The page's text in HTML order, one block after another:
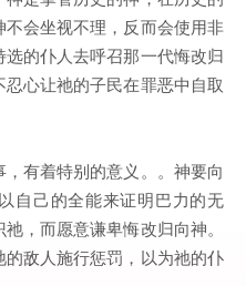
会坐视不理，反而会使用非
的仆人去呼召那一代悔改归
心让祂的子民在罪恶中自取
有着特别的意义。。神要向
自己的全能来证明巴力的无
，而愿意谦卑悔改归向神。
敌人施行惩罚，以为祂的仆